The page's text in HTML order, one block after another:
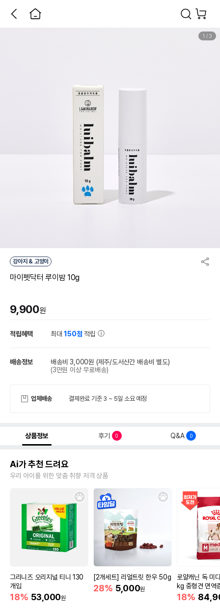
1 / 3
강아지 & 고양이
마이펫닥터 루이밤 10g
9,900원
적립혜택 최대150점 적립
배송정보 배송비 3,000원 (제주/도서산간 배송비 별도)
(3만원 이상 무료배송)
업체배송 결제완료 기준 3 ~ 5일 소요 예정
상품정보 후기 0 Q&A 0
Ai가 추천 드려요
우리 아이를 위한 맞춤 취향 저격 상품
그리니즈 오리지널 티니 130
개입
18% 53,000원
[2개세트] 리얼트릿 한우 50g
28% 5,000원
로얄캐닌 독 미
kg 중형견 면역
18%